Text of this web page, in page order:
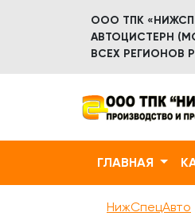
ООО ТПК
АВТОЦИСТЕРН
ВСЕХ РЕГИОНОВ
ГЛАВНАЯ
НижСпецАвто